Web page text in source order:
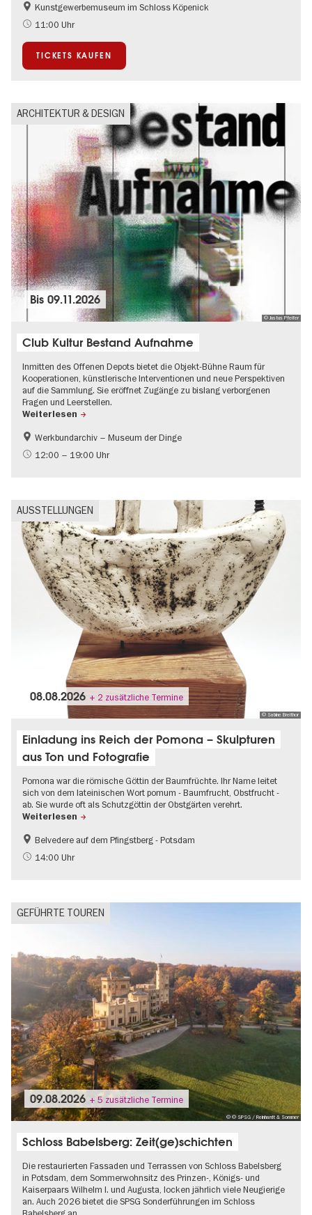
Schlösser & Gärten
UNESCO Welterbe
Kunstgewerbemuseum im Schloss Köpenick
11:00 Uhr
TICKETS KAUFEN
ARCHITEKTUR & DESIGN
© Justus Pfeifer
Bis09.11.2026
Club Kultur Bestand Aufnahme
Inmitten des Offenen Depots bietet die Objekt-Bühne Raum für
Kooperationen, künstlerische Interventionen und neue Perspektiven
auf die Sammlung. Sie eröffnet Zugänge zu bislang verborgenen
Fragen und Leerstellen.
Weiterlesen
Geschichte
Experimentelle und zeitgenössische Musik
Werkbundarchiv – Museum der Dinge
12:00 – 19:00 Uhr
AUSSTELLUNGEN
© Sabine Breithor
08.08.2026 + 2 zusätzliche Termine
Einladung ins Reich der Pomona – Skulpturen
aus Ton und Fotografie
Pomona war die römische Göttin der Baumfrüchte. Ihr Name leitet
sich von dem lateinischen Wort pomum - Baumfrucht, Obstfrucht -
ab. Sie wurde oft als Schutzgöttin der Obstgärten verehrt.
Weiterlesen
Brandenburg
Gratis
Belvedere auf dem Pfingstberg - Potsdam
14:00 Uhr
GEFÜHRTE TOUREN
© © SPSG / Reinhardt & Sommer
09.08.2026 + 5 zusätzliche Termine
Schloss Babelsberg: Zeit(ge)schichten
Die restaurierten Fassaden und Terrassen von Schloss Babelsberg
in Potsdam, dem Sommerwohnsitz des Prinzen-, Königs- und
Kaiserpaars Wilhelm I. und Augusta, locken jährlich viele Neugierige
an. Auch 2026 bietet die SPSG Sonderführungen im Schloss
Babelsberg an…